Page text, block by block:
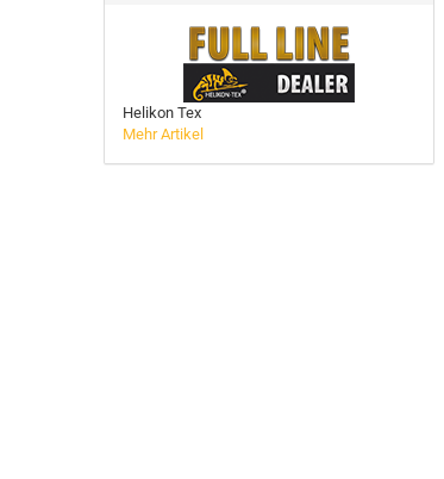
BELLEVILLE
MULTICAM
Helikon Tex
Mehr Artikel